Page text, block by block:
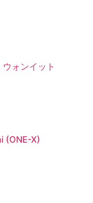
ォンイット
(ONE-X)